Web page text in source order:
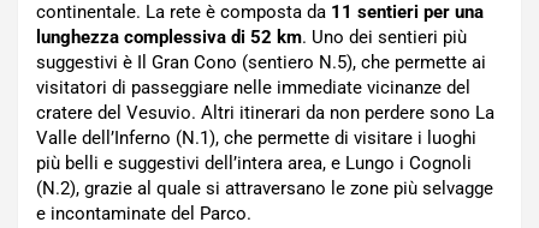
continentale. La rete è composta da 11 sentieri per una
lunghezza complessiva di 52 km. Uno dei sentieri più
suggestivi è Il Gran Cono (sentiero N.5), che permette ai
visitatori di passeggiare nelle immediate vicinanze del
cratere del Vesuvio. Altri itinerari da non perdere sono La
Valle dell’Inferno (N.1), che permette di visitare i luoghi
più belli e suggestivi dell’intera area, e Lungo i Cognoli
(N.2), grazie al quale si attraversano le zone più selvagge
e incontaminate del Parco.